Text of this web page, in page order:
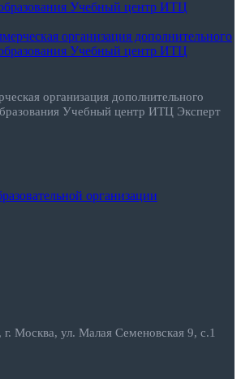
организация дополнительного
Учебный центр ИТЦ Эксперт
организации
г. Москва, ул. Малая Семеновская 9, с.1